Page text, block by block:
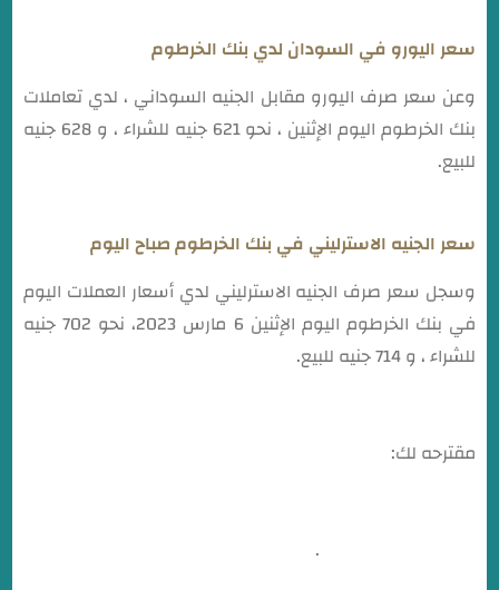
سعر اليورو في السودان لدي بنك الخرطوم
وعن سعر صرف اليورو مقابل الجنيه السوداني ، لدي تعاملات
بنك الخرطوم اليوم الإثنين ، نحو 621 جنيه للشراء ، و 628 جنيه
للبيع.
سعر الجنيه الاسترليني في بنك الخرطوم صباح اليوم
وسجل سعر صرف الجنيه الاسترليني لدي أسعار العملات اليوم
في بنك الخرطوم اليوم الإثنين 6 مارس 2023، نحو 702 جنيه
للشراء ، و 714 جنيه للبيع.
مقترحه لك:
.